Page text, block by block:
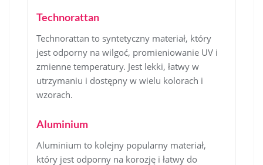
Technorattan
Technorattan to syntetyczny materiał, który
jest odporny na wilgoć, promieniowanie UV i
zmienne temperatury. Jest lekki, łatwy w
utrzymaniu i dostępny w wielu kolorach i
wzorach.
Aluminium
Aluminium to kolejny popularny materiał,
który jest odporny na korozję i łatwy do